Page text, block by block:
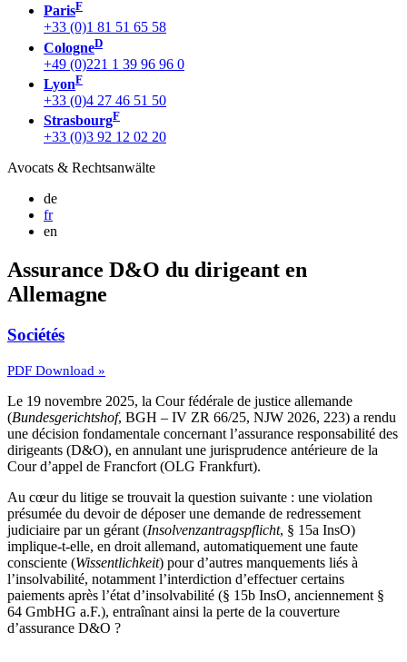
ParisF
+33 (0)1 81 51 65 58
CologneD
+49 (0)221 1 39 96 96 0
LyonF
+33 (0)4 27 46 51 50
StrasbourgF
+33 (0)3 92 12 02 20
Avocats & Rechtsanwälte
de
fr
en
Assurance D&O du dirigeant en
Allemagne
Sociétés
PDF Download »
Le 19 novembre 2025, la Cour fédérale de justice allemande
(Bundesgerichtshof, BGH – IV ZR 66/25, NJW 2026, 223) a rendu
une décision fondamentale concernant l’assurance responsabilité des
dirigeants (D&O), en annulant une jurisprudence antérieure de la
Cour d’appel de Francfort (OLG Frankfurt).
Au cœur du litige se trouvait la question suivante : une violation
présumée du devoir de déposer une demande de redressement
judiciaire par un gérant (Insolvenzantragspflicht, § 15a InsO)
implique-t-elle, en droit allemand, automatiquement une faute
consciente (Wissentlichkeit) pour d’autres manquements liés à
l’insolvabilité, notamment l’interdiction d’effectuer certains
paiements après l’état d’insolvabilité (§ 15b InsO, anciennement §
64 GmbHG a.F.), entraînant ainsi la perte de la couverture
d’assurance D&O ?